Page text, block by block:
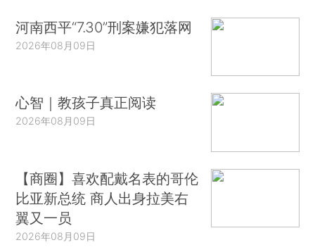
河南西平“7.30”刑案嫌犯落网
2026年08月09日
心智｜教孩子真正阅读
2026年08月09日
【商圈】喜欢配戴名表的哥伦
比亚新总统 商人出身拉美右
翼又一员
2026年08月09日